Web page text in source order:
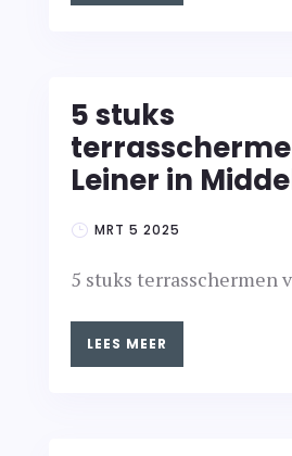
5 stuks
Leiner in
MRT 5 2025
5 stuks terrasschermen
LEES MEER